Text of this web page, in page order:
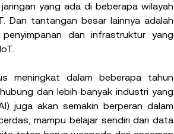
yang ada di beberapa wilayah
Dan tantangan besar lainnya adalah
dan infrastruktur yang
meningkat dalam beberapa tahun
dan lebih banyak industri yang
juga akan semakin berperan dalam
mampu belajar sendiri dari data